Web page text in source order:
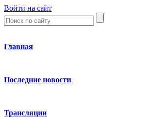
Войти на сайт
Главная
Последние новости
Трансляции